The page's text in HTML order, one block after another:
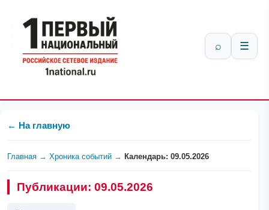
⌕ ☰
← На главную
Главная → Хроника событий → Календарь: 09.05.2026
Публикации: 09.05.2026